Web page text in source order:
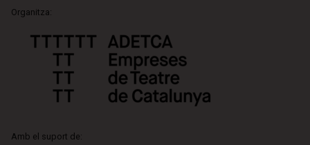
Organitza:
Amb el suport de: